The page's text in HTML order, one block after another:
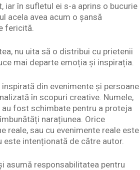
iar în sufletul ei s-a aprins o bucurie
acela avea acum o șansă
fericită.
nu uita să o distribui cu prietenii
mai departe emoția și inspirația.
din evenimente și persoane
în scopuri creative. Numele,
fost schimbate pentru a proteja
narațiunea. Orice
reale, sau cu evenimente reale este
este intenționată de către autor.
asumă responsabilitatea pentru